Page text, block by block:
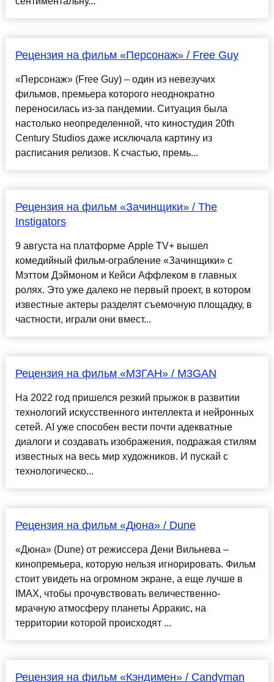
Рецензия на фильм «Персонаж» / Free Guy
«Персонаж» (Free Guy) – один из невезучих
фильмов, премьера которого неоднократно
переносилась из-за пандемии. Ситуация была
настолько неопределенной, что киностудия 20th
Century Studios даже исключала картину из
расписания релизов. К счастью, премь...
Рецензия на фильм «Зачинщики» / The
Instigators
9 августа на платформе Apple TV+ вышел
комедийный фильм-ограбление «Зачинщики» с
Мэттом Дэймоном и Кейси Аффлеком в главных
ролях. Это уже далеко не первый проект, в котором
известные актеры разделят съемочную площадку, в
частности, играли они вмест...
Рецензия на фильм «М3ГАН» / M3GAN
На 2022 год пришелся резкий прыжок в развитии
технологий искусственного интеллекта и нейронных
сетей. AI уже способен вести почти адекватные
диалоги и создавать изображения, подражая стилям
известных на весь мир художников. И пускай с
технологическо...
Рецензия на фильм «Дюна» / Dune
«Дюна» (Dune) от режиссера Дени Вильнева –
кинопремьера, которую нельзя игнорировать. Фильм
стоит увидеть на огромном экране, а еще лучше в
IMAX, чтобы прочувствовать величественно-
мрачную атмосферу планеты Арракис, на
территории которой происходят ...
Рецензия на фильм «Кэндимен» / Candyman